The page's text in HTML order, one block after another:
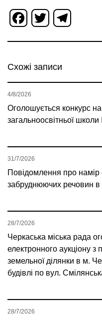
Facebook
Twitter
Схожі записи
Оголошується конкурс
загальноосвітньої школи
4/8/2026
Повідомлення про
забруднюючих речовин
31/7/2026
Черкаська міська рада
електронного аукціону з
земельної ділянки в м.
будівлі по вул.
28/7/2026
28/7/2026